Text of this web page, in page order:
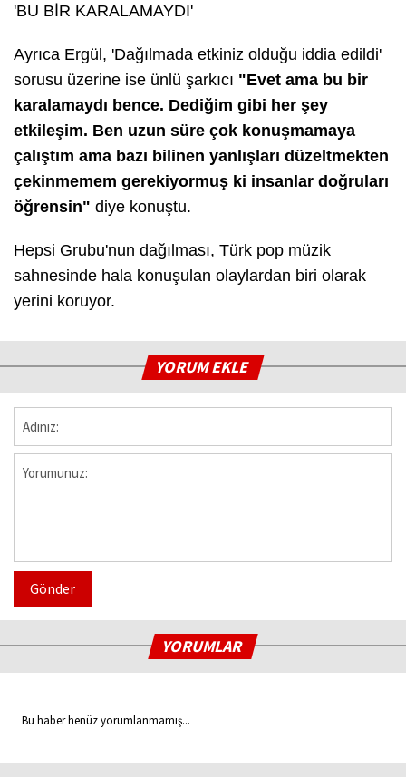
'BU BİR KARALAMAYDI'
Ayrıca Ergül, 'Dağılmada etkiniz olduğu iddia edildi'
sorusu üzerine ise ünlü şarkıcı "Evet ama bu bir
karalamaydı bence. Dediğim gibi her şey
etkileşim. Ben uzun süre çok konuşmamaya
çalıştım ama bazı bilinen yanlışları düzeltmekten
çekinmemem gerekiyormuş ki insanlar doğruları
öğrensin" diye konuştu.
Hepsi Grubu'nun dağılması, Türk pop müzik
sahnesinde hala konuşulan olaylardan biri olarak
yerini koruyor.
YORUM EKLE
Gönder
YORUMLAR
Bu haber henüz yorumlanmamış...